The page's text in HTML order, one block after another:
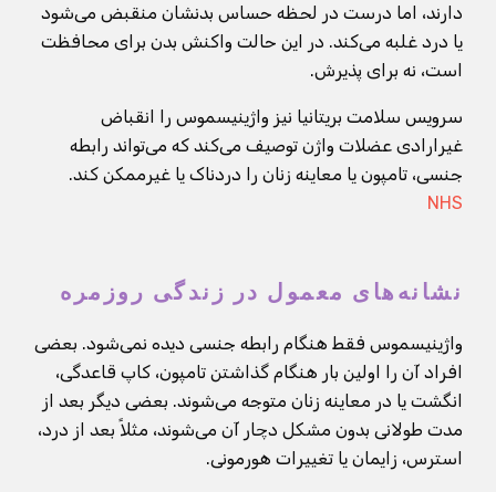
دارند، اما درست در لحظه حساس بدنشان منقبض می‌شود
یا درد غلبه می‌کند. در این حالت واکنش بدن برای محافظت
است، نه برای پذیرش.
سرویس سلامت بریتانیا نیز واژینیسموس را انقباض
غیرارادی عضلات واژن توصیف می‌کند که می‌تواند رابطه
جنسی، تامپون یا معاینه زنان را دردناک یا غیرممکن کند.
NHS
نشانه‌های معمول در زندگی روزمره
واژینیسموس فقط هنگام رابطه جنسی دیده نمی‌شود. بعضی
افراد آن را اولین بار هنگام گذاشتن تامپون، کاپ قاعدگی،
انگشت یا در معاینه زنان متوجه می‌شوند. بعضی دیگر بعد از
مدت طولانی بدون مشکل دچار آن می‌شوند، مثلاً بعد از درد،
استرس، زایمان یا تغییرات هورمونی.